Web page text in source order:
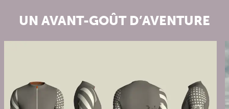
UN AVANT-GOÛT D’AVENTURE